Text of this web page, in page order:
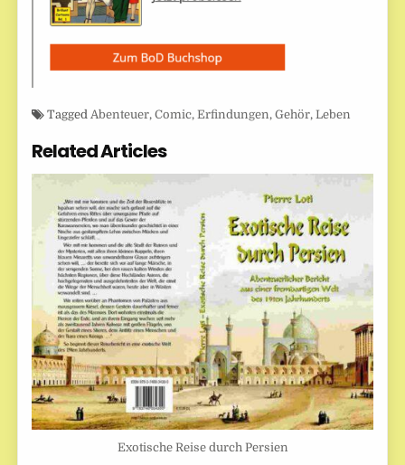
TaggedAbenteuer,Comic,Erfindungen,Gehör,Leben
Related Articles
Exotische Reise durch Persien